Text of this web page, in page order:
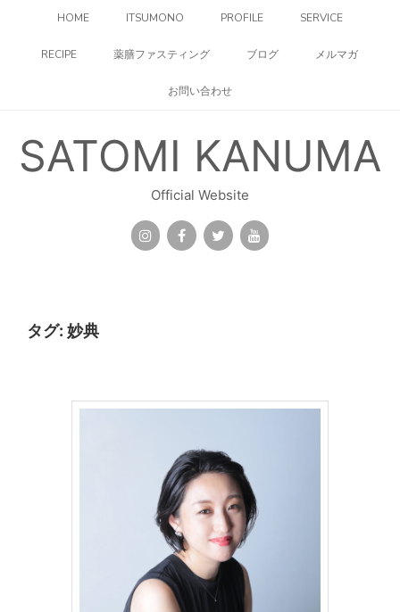
HOME ITSUMONO PROFILE SERVICE
RECIPE 薬膳ファスティング ブログ メルマガ
お問い合わせ
SATOMI KANUMA
Official Website
タグ: 妙典